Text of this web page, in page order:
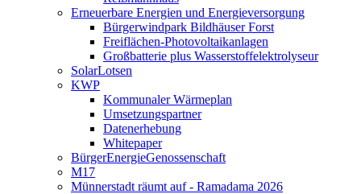
Erneuerbare Energien und Energieversorgung
Bürgerwindpark Bildhäuser Forst
Freiflächen-Photovoltaikanlagen
Großbatterie plus Wasserstoffelektrolyseur
SolarLotsen
KWP
Kommunaler Wärmeplan
Umsetzungspartner
Datenerhebung
Whitepaper
BürgerEnergieGenossenschaft
M17
Münnerstadt räumt auf - Ramadama 2026